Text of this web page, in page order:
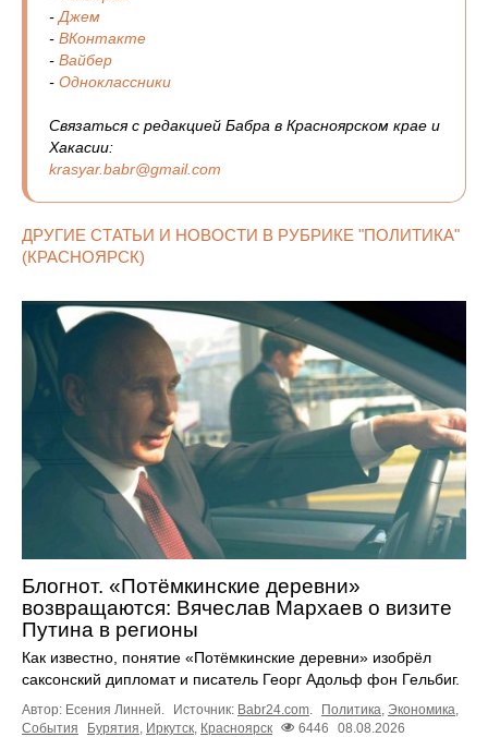
- Джем
- ВКонтакте
- Вайбер
- Одноклассники
Связаться с редакцией Бабра в Красноярском крае и
Хакасии:
krasyar.babr@gmail.com
ДРУГИЕ СТАТЬИ И НОВОСТИ В РУБРИКЕ "ПОЛИТИКА"
(КРАСНОЯРСК)
Блогнот. «Потёмкинские деревни»
возвращаются: Вячеслав Мархаев о визите
Путина в регионы
Как известно, понятие «Потёмкинские деревни» изобрёл
саксонский дипломат и писатель Георг Адольф фон Гельбиг.
Автор: Есения Линней. Источник: Babr24.com Политика Экономика
События
Бурятия Иркутск Красноярск 6446 08.08.2026